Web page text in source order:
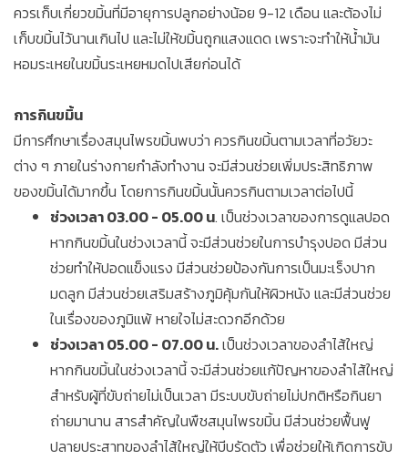
ควรเก็บเกี่ยวขมิ้นที่มีอายุการปลูกอย่างน้อย 9-12 เดือน และต้องไม่
เก็บขมิ้นไว้นานเกินไป และไม่ให้ขมิ้นถูกแสงแดด เพราะจะทำให้น้ำมัน
หอมระเหยในขมิ้นระเหยหมดไปเสียก่อนได้
การกินขมิ้น
มีการศึกษาเรื่องสมุนไพรขมิ้นพบว่า ควรกินขมิ้นตามเวลาที่อวัยวะ
ต่าง ๆ ภายในร่างกายกำลังทำงาน จะมีส่วนช่วยเพิ่มประสิทธิภาพ
ของขมิ้นได้มากขึ้น โดยการกินขมิ้นนั้นควรกินตามเวลาต่อไปนี้
ช่วงเวลา 03.00 - 05.00 น. เป็นช่วงเวลาของการดูแลปอด
หากกินขมิ้นในช่วงเวลานี้ จะมีส่วนช่วยในการบำรุงปอด มีส่วน
ช่วยทำให้ปอดแข็งแรง มีส่วนช่วยป้องกันการเป็นมะเร็งปาก
มดลูก มีส่วนช่วยเสริมสร้างภูมิคุ้มกันให้ผิวหนัง และมีส่วนช่วย
ในเรื่องของภูมิแพ้ หายใจไม่สะดวกอีกด้วย
ช่วงเวลา 05.00 - 07.00 น.เป็นช่วงเวลาของลำไส้ใหญ่
หากกินขมิ้นในช่วงเวลานี้ จะมีส่วนช่วยแก้ปัญหาของลำไส้ใหญ่
สำหรับผู้ที่ขับถ่ายไม่เป็นเวลา มีระบบขับถ่ายไม่ปกติหรือกินยา
ถ่ายมานาน สารสำคัญในพืชสมุนไพรขมิ้น มีส่วนช่วยฟื้นฟู
ปลายประสาทของลำไส้ใหญ่ให้บีบรัดตัว เพื่อช่วยให้เกิดการขับ